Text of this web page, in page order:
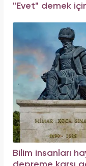
"Evet" demek
Bilim insanları